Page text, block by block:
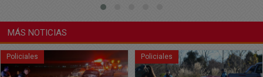
MÁS NOTICIAS
Policiales Sociedad